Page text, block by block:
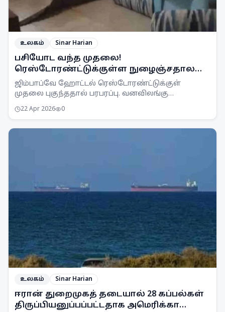
உலகம் Sinar Harian
பசியோட வந்த முதலை!
ரெஸ்டோரண்ட்டுக்குள்ள நுழைஞ்சதால
பரபரப்பு!
ஜிம்பாப்வே ஹோட்டல் ரெஸ்டோரண்ட்டுக்குள்
முதலை புகுந்ததால் பரபரப்பு. வனவிலங்கு
22 Apr 2026 0
உலகம் Sinar Harian
ஈரான் துறைமுகத் தடையால் 28 கப்பல்கள்
திருப்பியனுப்பப்பட்டதாக அமெரிக்கா